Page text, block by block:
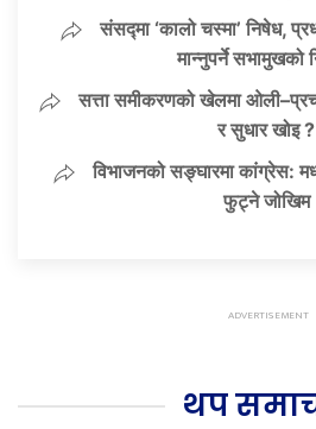
संसद्मा ‘कालो चस्मा’ निषेध,
मान्नुपर्ने सभामुखको
सत्ता समीकरणको खेलमा
र सुधार खोइ ?
विभाजनको सङ्घारमा कांग्रेस:
फुट्ने जोखिम
थप